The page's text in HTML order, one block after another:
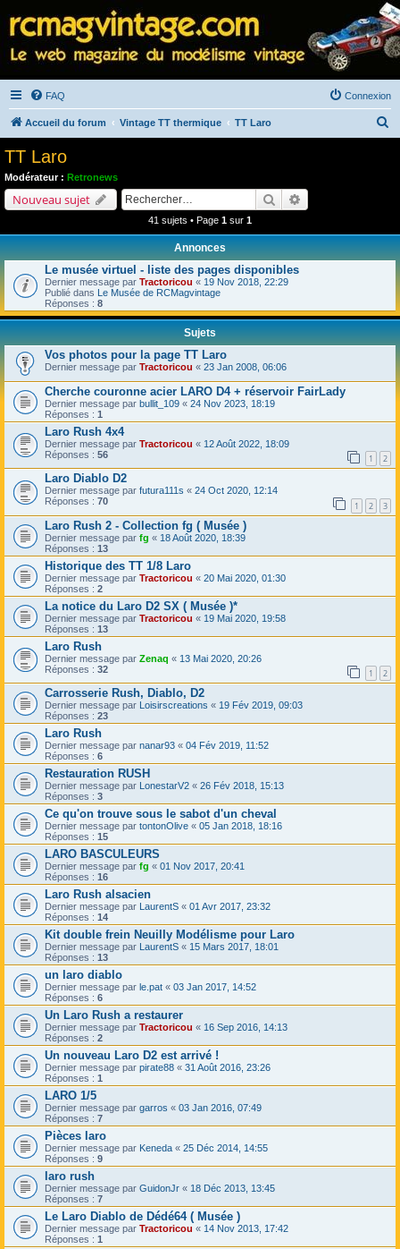
FAQ Connexion
Accueil du forum Vintage TT thermique TT Laro
r
TT Laro
Modérateur : Retronews
Nouveau sujet Rechercher
41 sujets • Page 1 sur 1
Annonces
Le musée virtuel - liste des pages disponibles
Dernier message par Tractoricou « 19 Nov 2018, 22:29
Publié dans Le Musée de RCMagvintage
Réponses : 8
Sujets
Vos photos pour la page TT Laro
Dernier message par Tractoricou « 23 Jan 2008, 06:06
Cherche couronne acier LARO D4 + réservoir FairLady
Dernier message par bullit_109 « 24 Nov 2023, 18:19
Réponses : 1
Laro Rush 4x4
Dernier message par Tractoricou « 12 Août 2022, 18:09
Réponses : 56 1 2
Laro Diablo D2
Dernier message par futura111s « 24 Oct 2020, 12:14
Réponses : 70 1 2 3
Laro Rush 2 - Collection fg ( Musée )
Dernier message par fg « 18 Août 2020, 18:39
Réponses : 13
Historique des TT 1/8 Laro
Dernier message par Tractoricou « 20 Mai 2020, 01:30
Réponses : 2
La notice du Laro D2 SX ( Musée )*
Dernier message par Tractoricou « 19 Mai 2020, 19:58
Réponses : 13
Laro Rush
Dernier message par Zenaq « 13 Mai 2020, 20:26
Réponses : 32 1 2
Carrosserie Rush, Diablo, D2
Dernier message par Loisirscreations « 19 Fév 2019, 09:03
Réponses : 23
Laro Rush
Dernier message par nanar93 « 04 Fév 2019, 11:52
Réponses : 6
Restauration RUSH
Dernier message par LonestarV2 « 26 Fév 2018, 15:13
Réponses : 3
Ce qu'on trouve sous le sabot d'un cheval
Dernier message par tontonOlive « 05 Jan 2018, 18:16
Réponses : 15
LARO BASCULEURS
Dernier message par fg « 01 Nov 2017, 20:41
Réponses : 16
Laro Rush alsacien
Dernier message par LaurentS « 01 Avr 2017, 23:32
Réponses : 14
Kit double frein Neuilly Modélisme pour Laro
Dernier message par LaurentS « 15 Mars 2017, 18:01
Réponses : 13
un laro diablo
Dernier message par le.pat « 03 Jan 2017, 14:52
Réponses : 6
Un Laro Rush a restaurer
Dernier message par Tractoricou « 16 Sep 2016, 14:13
Réponses : 2
Un nouveau Laro D2 est arrivé !
Dernier message par pirate88 « 31 Août 2016, 23:26
Réponses : 1
LARO 1/5
Dernier message par garros « 03 Jan 2016, 07:49
Réponses : 7
Pièces laro
Dernier message par Keneda « 25 Déc 2014, 14:55
Réponses : 9
laro rush
Dernier message par GuidonJr « 18 Déc 2013, 13:45
Réponses : 7
Le Laro Diablo de Dédé64 ( Musée )
Dernier message par Tractoricou « 14 Nov 2013, 17:42
Réponses : 1